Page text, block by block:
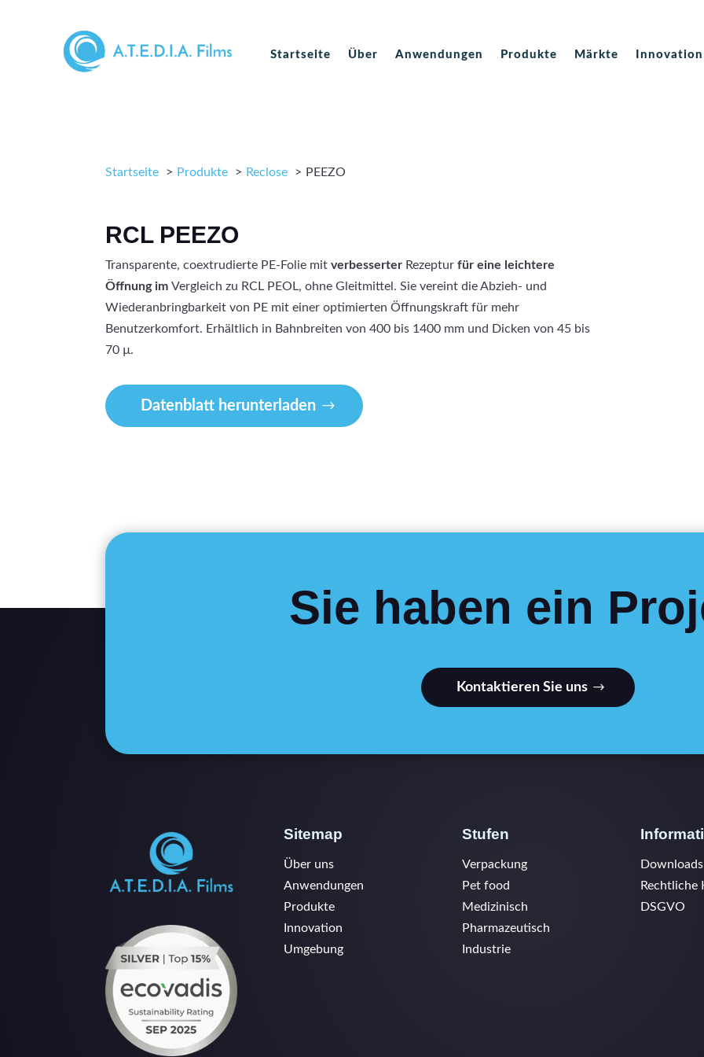
Startseite Über Anwendungen Produkte Märkte Innovation
Startseite Produkte Reclose PEEZO
RCL PEEZO
Transparente, coextrudierte PE-Folie mitverbesserter Rezepturfür eine leichtere
Öffnung imVergleich zu RCL PEOL, ohne Gleitmittel. Sie vereint die Abzieh- und
Wiederanbringbarkeit von PE mit einer optimierten Öffnungskraft für mehr
Benutzerkomfort. Erhältlich in Bahnbreiten von 400 bis 1400 mm und Dicken von 45 bis
70 µ.
Datenblatt herunterladen
Sie haben ein
Kontaktieren Sie uns
Sitemap
Über uns
Anwendungen
Produkte
Innovation
Umgebung
Stufen
Verpackung
Pet food
Medizinisch
Pharmazeutisch
Industrie
Downloads
Rechtliche
DSGVO